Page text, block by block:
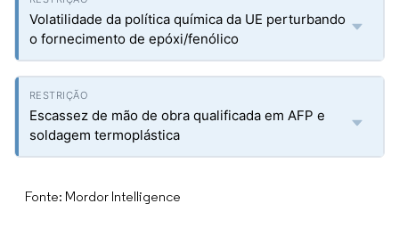
Volatilidade da política química da UE perturbando
o fornecimento de epóxi/fenólico
Escassez de mão de obra qualificada em AFP e
soldagem termoplástica
Fonte: Mordor Intelligence